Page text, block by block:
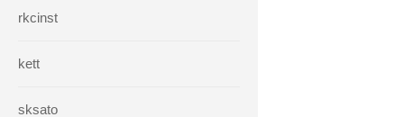
rkcinst
kett
sksato